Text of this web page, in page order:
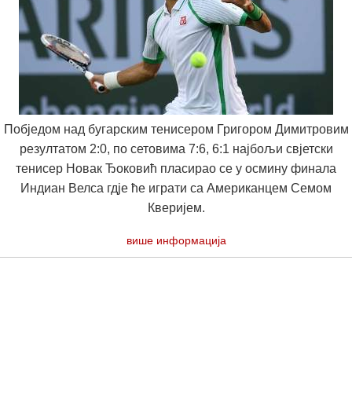
Побједом над бугарским тенисером Григором Димитровим
резултатом 2:0, по сетовима 7:6, 6:1 најбољи свјетски
тенисер Новак Ђоковић пласирао се у осмину финала
Индиан Велса гдје ће играти са Американцем Семом
Кверијем.
више информација